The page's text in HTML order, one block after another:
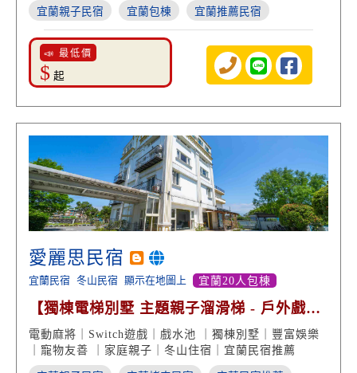
宜蘭親子民宿 宜蘭包棟 宜蘭推薦民宿
📣 最低價
$ 起
愛麗思民宿
宜蘭民宿 冬山民宿 顯示在地圖上 宜蘭20人包棟
【獨棟電梯別墅 主題親子溜滑梯 - 戶外戲水
烤肉包棟】
電動麻將｜Switch遊戲｜戲水池 ｜獨棟別墅｜豐富娛樂
｜寵物友善 ｜家庭親子｜冬山住宿｜宜蘭民宿推薦